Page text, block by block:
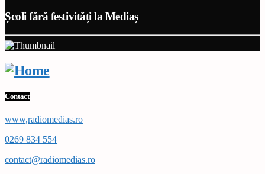
Școli fără festivități la Mediaș
Contact
www,radiomedias.ro
0269 834 554
contact@radiomedias.ro